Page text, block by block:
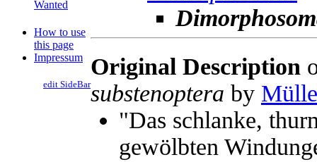
Wanted
How to use
this page
Impressum
edit SideBar
Original Description
substenoptera by
"Das schlanke,
gewölbten